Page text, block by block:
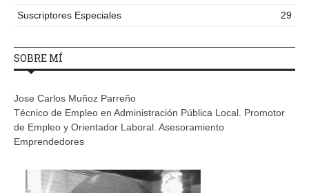
Suscriptores Especiales
29
SOBRE MÍ
Jose Carlos Muñoz Parreño
Técnico de Empleo en Administración Pública Local. Promotor
de Empleo y Orientador Laboral. Asesoramiento
Emprendedores